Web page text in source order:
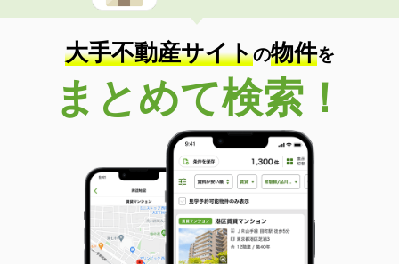
大手不動産サイトの物件を
まとめて検索！